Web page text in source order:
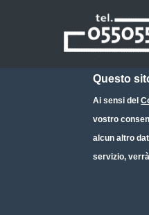
Posta
Small
Useful
Questo
Ai sensi del
vostro
alcun altro
servizio,